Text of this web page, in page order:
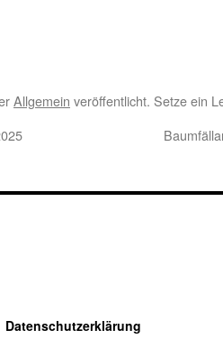
Allgemein veröffentlicht. Setze ein
Datenschutzerklärung